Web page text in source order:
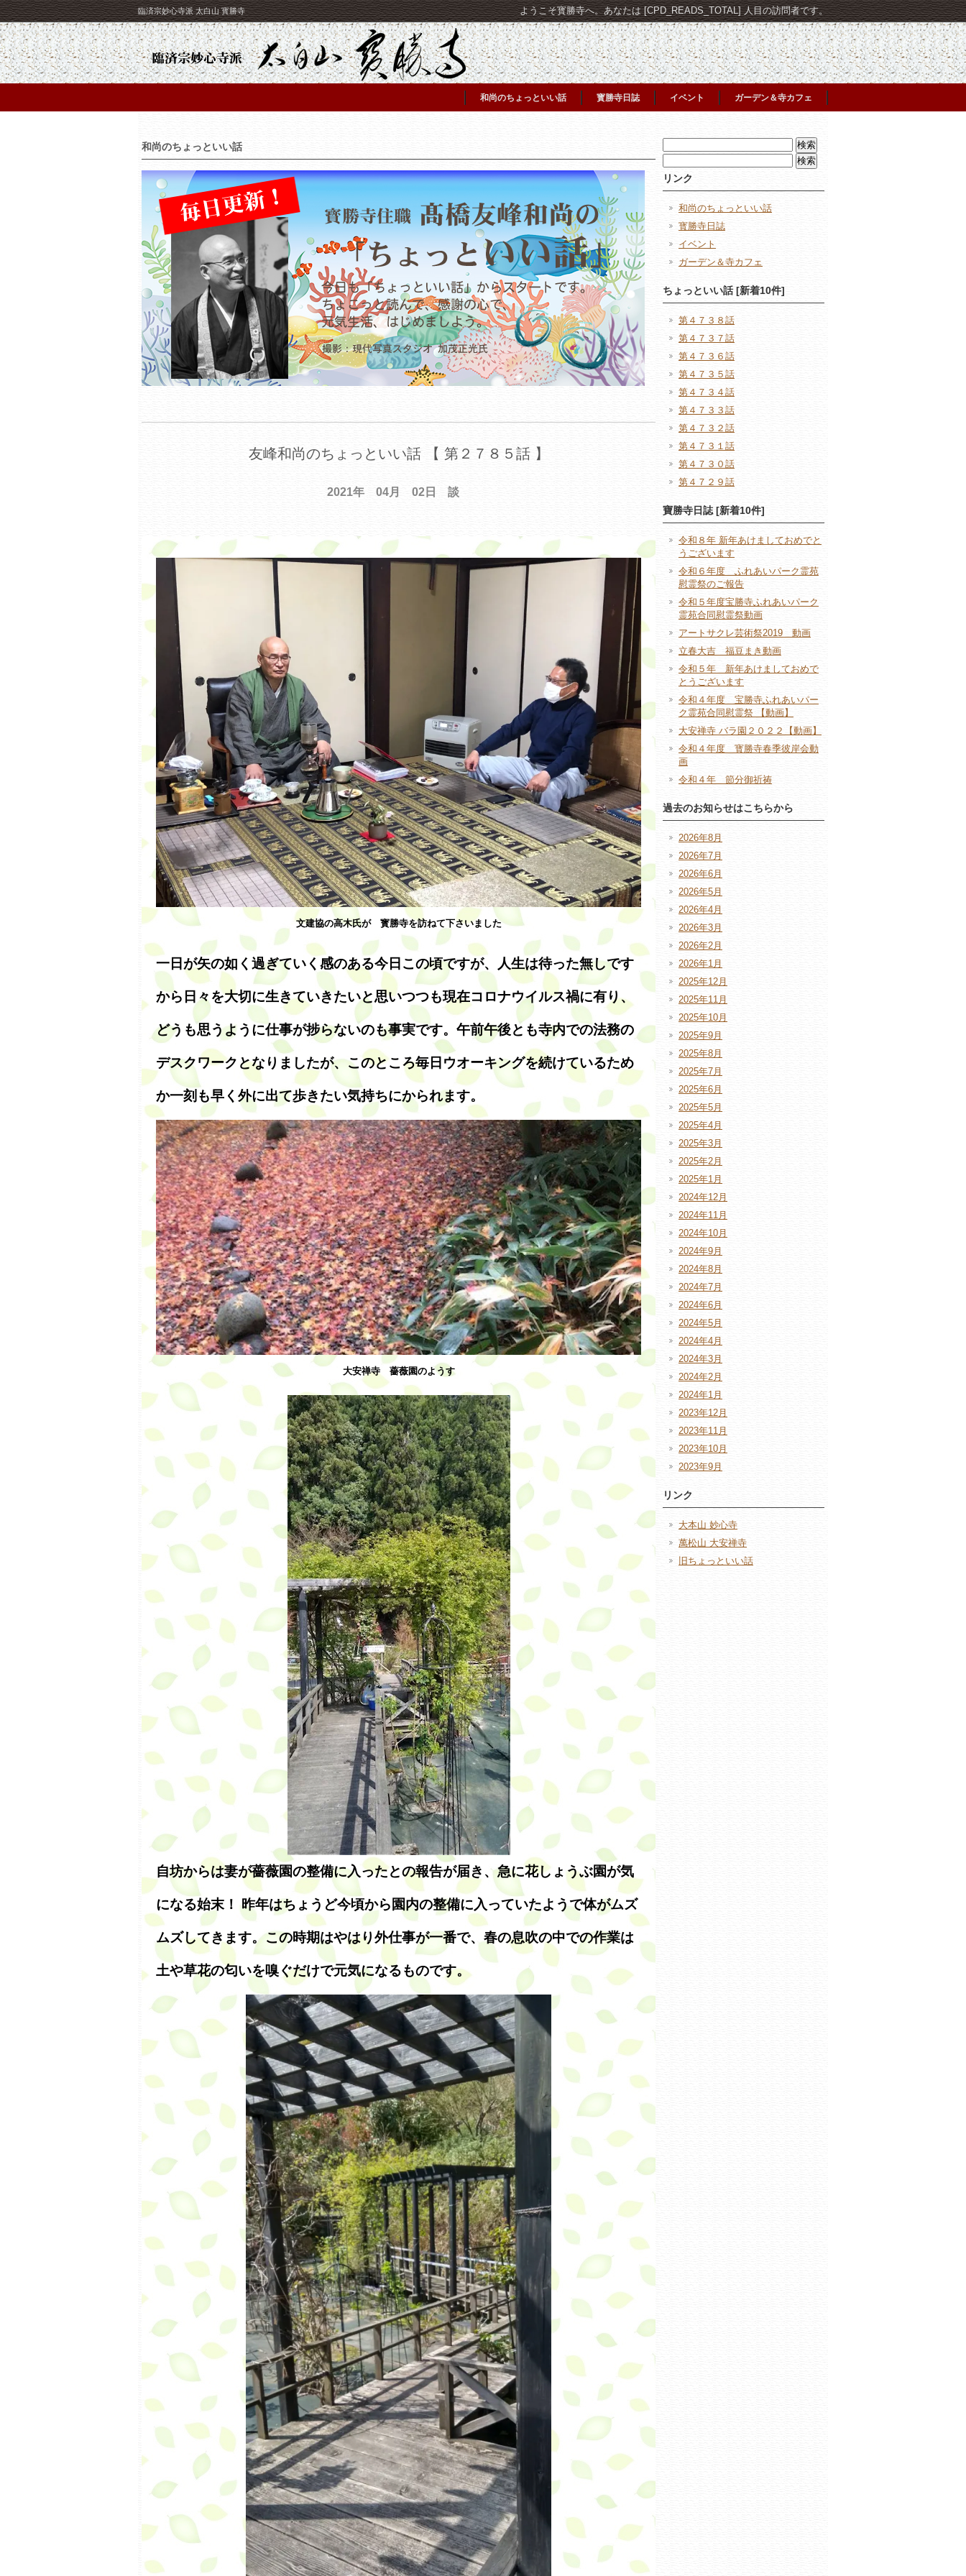
臨済宗妙心寺派 太白山 寳勝寺 ようこそ寳勝寺へ。あなたは [CPD_READS_TOTAL] 人目の訪問者です。
和尚のちょっといい話 寳勝寺日誌 イベント ガーデン＆寺カフェ
和尚のちょっといい話
友峰和尚のちょっといい話 【 第２７８５話 】
2021年 04月 02日 談
文建協の高木氏が 寳勝寺を訪ねて下さいました
一日が矢の如く過ぎていく感のある今日この頃ですが、人生は待った無しです
から日々を大切に生きていきたいと思いつつも現在コロナウイルス禍に有り、
どうも思うように仕事が捗らないのも事実です。午前午後とも寺内での法務の
デスクワークとなりましたが、このところ毎日ウオーキングを続けているため
か一刻も早く外に出て歩きたい気持ちにかられます。
大安禅寺 薔薇園のようす
自坊からは妻が薔薇園の整備に入ったとの報告が届き、急に花しょうぶ園が気
になる始末！ 昨年はちょうど今頃から園内の整備に入っていたようで体がムズ
ムズしてきます。この時期はやはり外仕事が一番で、春の息吹の中での作業は
土や草花の匂いを嗅ぐだけで元気になるものです。
索:
索:
リンク
和尚のちょっといい話
寳勝寺日誌
イベント
ガーデン＆寺カフェ
ちょっといい話 [新着10件]
第４７３８話
第４７３７話
第４７３６話
第４７３５話
第４７３４話
第４７３３話
第４７３２話
第４７３１話
第４７３０話
第４７２９話
寶勝寺日誌 [新着10件]
令和８年 新年あけましておめでと
うございます
令和６年度 ふれあいパーク霊苑
慰霊祭のご報告
令和５年度宝勝寺ふれあいパーク
霊苑合同慰霊祭動画
アートサクレ芸術祭2019 動画
立春大吉 福豆まき動画
令和５年 新年あけましておめで
とうございます
令和４年度 宝勝寺ふれあいパー
ク霊苑合同慰霊祭 【動画】
大安禅寺 バラ園２０２２【動画】
令和４年度 寳勝寺春季彼岸会動
画
令和４年 節分御祈祷
過去のお知らせはこちらから
2026年8月
2026年7月
2026年6月
2026年5月
2026年4月
2026年3月
2026年2月
2026年1月
2025年12月
2025年11月
2025年10月
2025年9月
2025年8月
2025年7月
2025年6月
2025年5月
2025年4月
2025年3月
2025年2月
2025年1月
2024年12月
2024年11月
2024年10月
2024年9月
2024年8月
2024年7月
2024年6月
2024年5月
2024年4月
2024年3月
2024年2月
2024年1月
2023年12月
2023年11月
2023年10月
2023年9月
リンク
大本山 妙心寺
萬松山 大安禅寺
旧ちょっといい話